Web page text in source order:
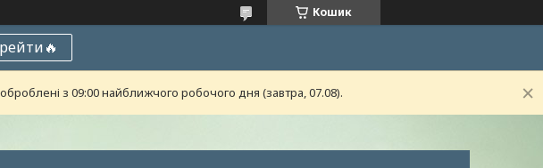
Кошик
з 09:00 найближчого робочого дня (завтра, 07.08).